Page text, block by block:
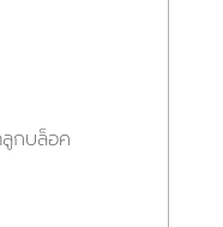
กบล็อค